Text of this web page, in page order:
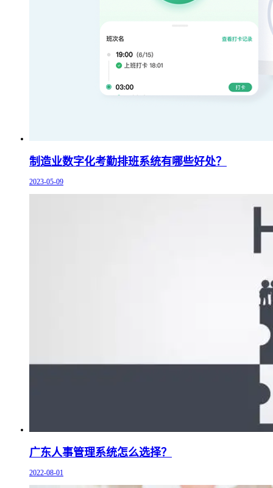
制造业数字化考勤排班系统有哪些好处？
2023-05-09
广东人事管理系统怎么选择？
2022-08-01